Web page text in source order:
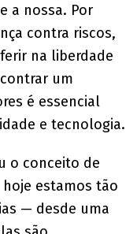
a nossa. Por
contra riscos,
na liberdade
um
é essencial
e tecnologia.
o conceito de
estamos tão
— desde uma